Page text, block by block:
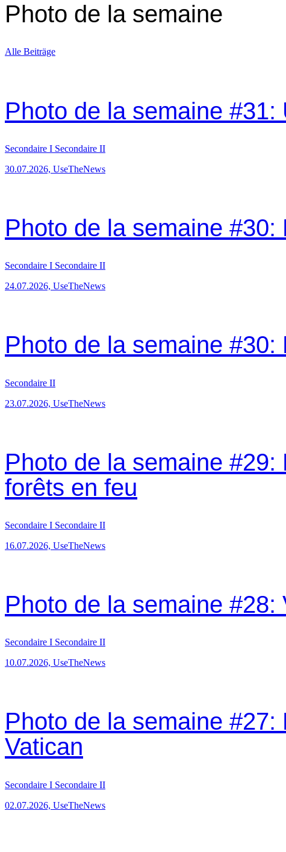
Photo de la semaine
Alle Beiträge
Photo de la semaine
Secondaire I Secondaire II
30.07.2026, UseTheNews
Photo de la semaine
Secondaire I Secondaire II
24.07.2026, UseTheNews
Photo de la semaine #30:
Secondaire II
23.07.2026, UseTheNews
Photo de la semaine
forêts en feu
Secondaire I Secondaire II
16.07.2026, UseTheNews
Photo de la semaine #28:
Secondaire I Secondaire II
10.07.2026, UseTheNews
Photo de la semaine #27:
Vatican
Secondaire I Secondaire II
02.07.2026, UseTheNews